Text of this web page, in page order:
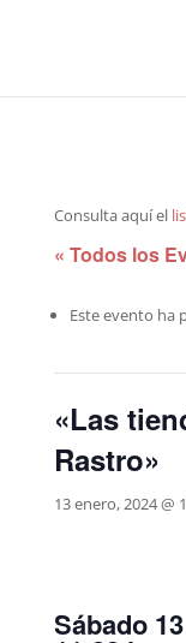
Consulta aquí el
« Todos los
Este evento ha
«Las
Rastro»
13 enero, 2024 @
Sábado